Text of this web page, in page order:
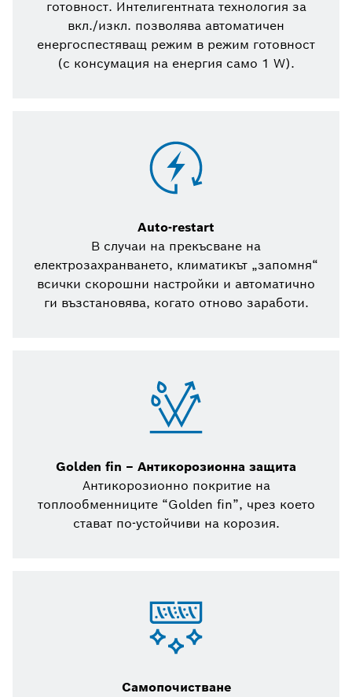
готовност. Интелигентната технология за
вкл./изкл. позволява автоматичен
енергоспестяващ режим в режим готовност
(с консумация на енергия само 1 W).
Auto-restart
В случаи на прекъсване на
електрозахранването, климатикът „запомня“
всички скорошни настройки и автоматично
ги възстановява, когато отново заработи.
Golden fin – Антикорозионна защита
Антикорозионно покритие на
топлообменниците “Golden fin”, чрез което
стават по-устойчиви на корозия.
Самопочистване